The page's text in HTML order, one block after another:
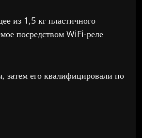
из 1,5 кг пластичного
посредством WiFi-реле
затем его квалифицировали по